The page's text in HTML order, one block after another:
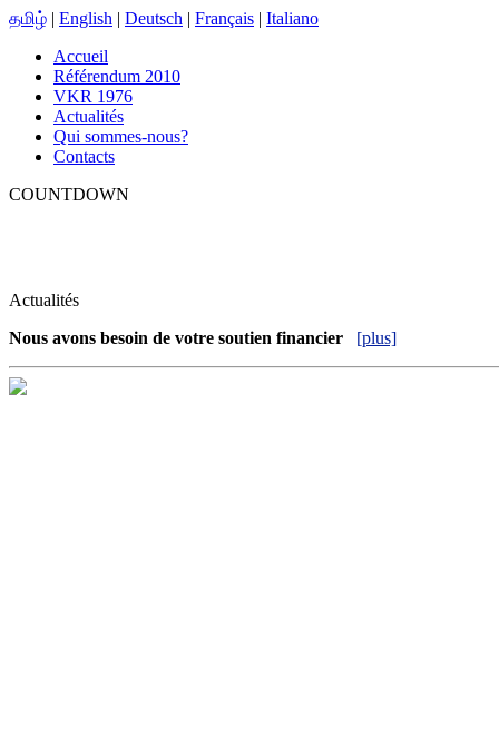
தமிழ் | English | Deutsch | Français | Italiano
Accueil
Référendum 2010
VKR 1976
Actualités
Qui sommes-nous?
Contacts
COUNTDOWN
Actualités
Nous avons besoin de votre soutien financier
[plus]